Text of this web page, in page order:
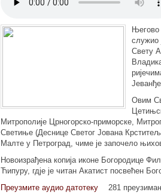
Његово
служио
Свету
Овим
Митрополије Црногорско-приморске,
Светиње (Деснице Светог Јована
Малте у Петроград, чиме је започело
Новоизрађена копија иконе Богородице
Ћипуру, гдје је читан Акатист посвећен
Преузмите аудио датотеку
281